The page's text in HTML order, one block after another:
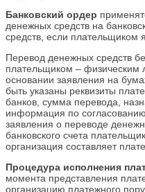
Банковский ордер
денежных средств на
средств, если плательщиком
Перевод денежных средств
плательщиком – физическим
основании заявления на
быть указаны реквизиты
банков, сумма перевода,
информация по
заявления о переводе
банковского счета
организация составляет
Процедура исполнения
момента представления
организацию платежного